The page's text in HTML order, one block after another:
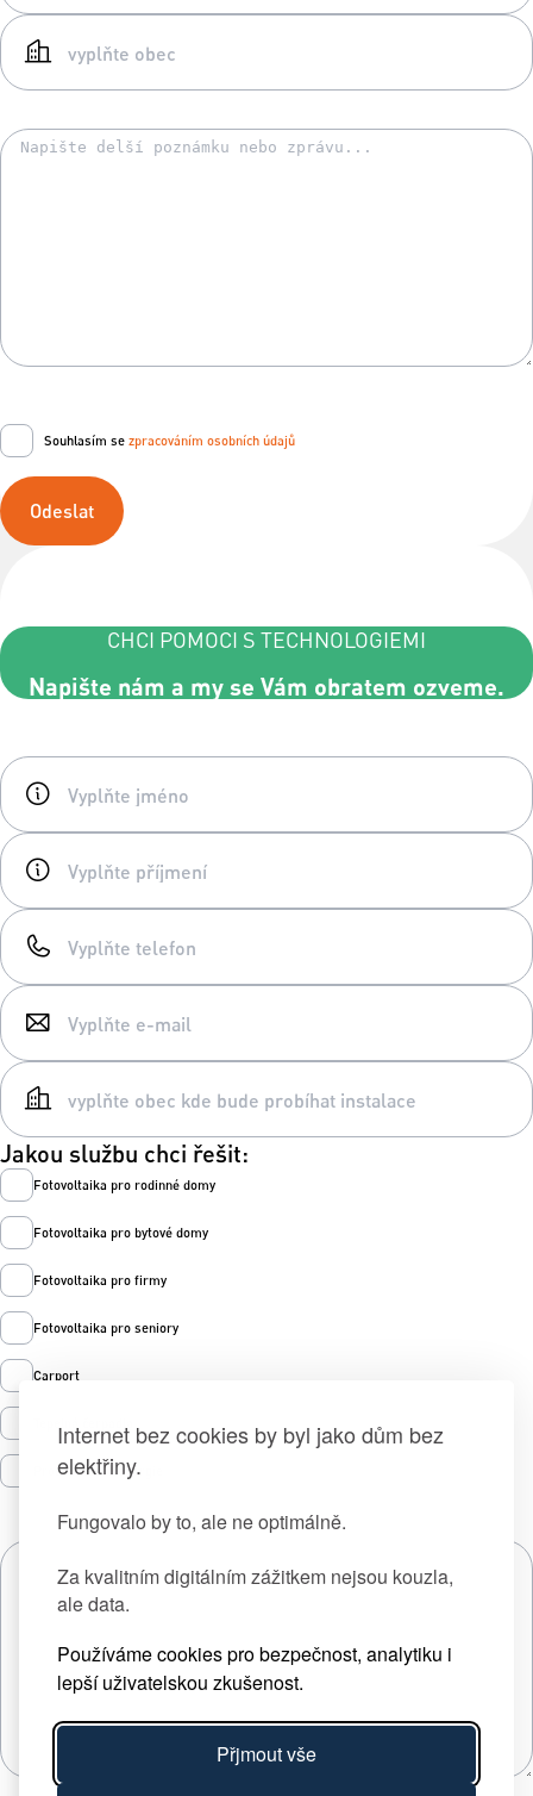
Internet bez cookies by byl jako dům bez
elektřiny.
Fungovalo by to, ale ne optimálně.
Za kvalitním digitálním zážitkem nejsou kouzla,
ale data.
Používáme cookies pro bezpečnost, analytiku i
lepší uživatelskou zkušenost.
Přjmout vše
Souhlasím se zpracováním osobních údajů
Odeslat
CHCI POMOCI S TECHNOLOGIEMI
Napište nám a my se Vám obratem ozveme.
Jakou službu chci řešit:
Fotovoltaika pro rodinné domy
Fotovoltaika pro bytové domy
Fotovoltaika pro firmy
Fotovoltaika pro seniory
Carport
Prodej zelené energie